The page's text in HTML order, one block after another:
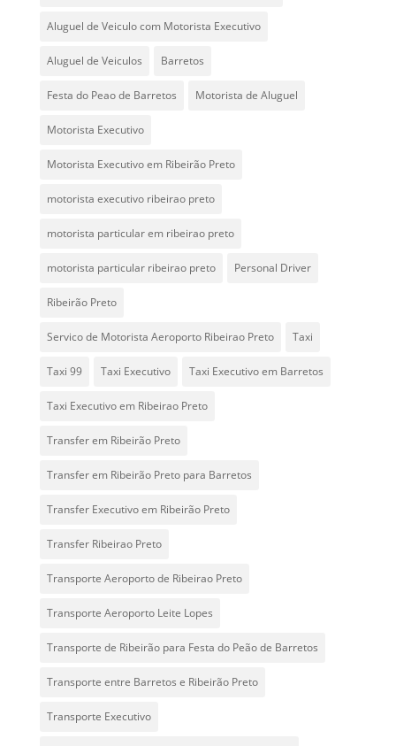
Aluguel de Veiculo com Motorista Executivo
Aluguel de Veiculos Barretos
Festa do Peao de Barretos Motorista de Aluguel
Motorista Executivo
Motorista Executivo em Ribeirão Preto
motorista executivo ribeirao preto
motorista particular em ribeirao preto
motorista particular ribeirao preto Personal Driver
Ribeirão Preto
Servico de Motorista Aeroporto Ribeirao Preto Taxi
Taxi 99 Taxi Executivo Taxi Executivo em Barretos
Taxi Executivo em Ribeirao Preto
Transfer em Ribeirão Preto
Transfer em Ribeirão Preto para Barretos
Transfer Executivo em Ribeirão Preto
Transfer Ribeirao Preto
Transporte Aeroporto de Ribeirao Preto
Transporte Aeroporto Leite Lopes
Transporte de Ribeirão para Festa do Peão de Barretos
Transporte entre Barretos e Ribeirão Preto
Transporte Executivo